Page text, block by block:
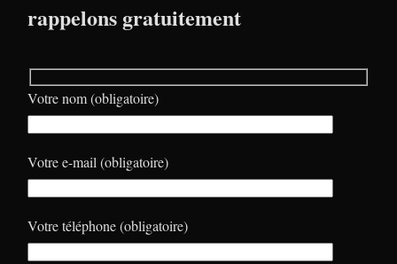
rappelons gratuitement
Votre nom (obligatoire)
Votre e-mail (obligatoire)
Votre téléphone (obligatoire)